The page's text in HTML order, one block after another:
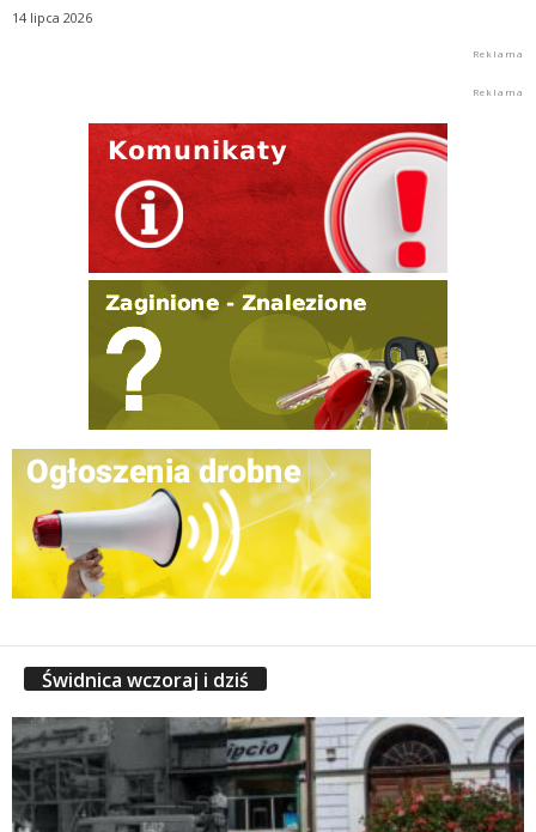
14 lipca 2026
Świdnica wczoraj i dziś